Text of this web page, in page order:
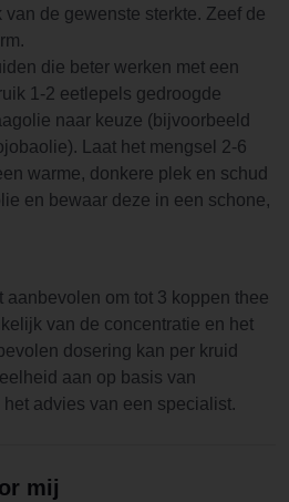
de gewenste sterkte. Zeef de
die beter werken met een
1-2 eetlepels gedroogde
naar keuze (bijvoorbeeld
Laat het mengsel 2-6
warme, donkere plek en schud
en bewaar deze in een schone,
aanbevolen om tot 3 koppen thee
van de concentratie en het
dosering kan per kruid
aan op basis van
advies van een specialist.
mij